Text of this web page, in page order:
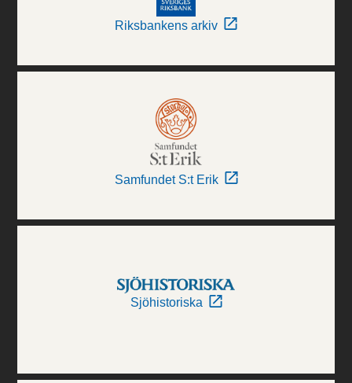
Riksbankens arkiv
Samfundet S:t Erik
Sjöhistoriska